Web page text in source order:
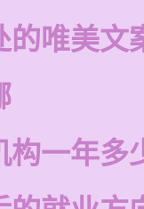
的唯美文
构一年多